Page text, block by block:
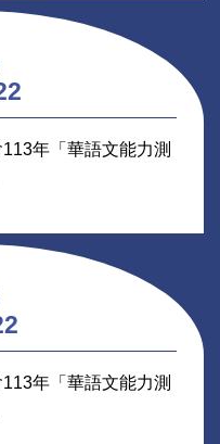
年「華語文能力測
年「華語文能力測